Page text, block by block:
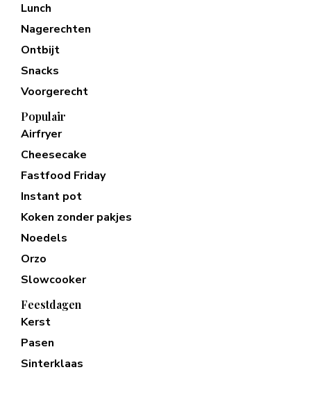
Lunch
Nagerechten
Ontbijt
Snacks
Voorgerecht
Populair
Airfryer
Cheesecake
Fastfood Friday
Instant pot
Koken zonder pakjes
Noedels
Orzo
Slowcooker
Feestdagen
Kerst
Pasen
Sinterklaas